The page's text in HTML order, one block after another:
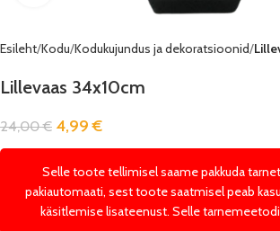
Esileht Kodu Kodukujundus ja dekoratsioonid
Lillevaas 34x10cm
24,00€ 4,99€
Selle toote tellimisel saame pakkuda
pakiautomaati, sest toote saatmisel peab
käsitlemise lisateenust. Selle